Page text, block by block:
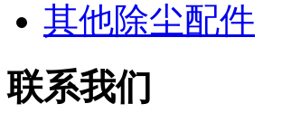
其他除尘配件
联系我们